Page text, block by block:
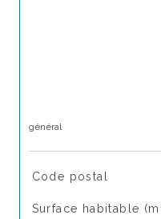
général
Code postal
Surface habitable